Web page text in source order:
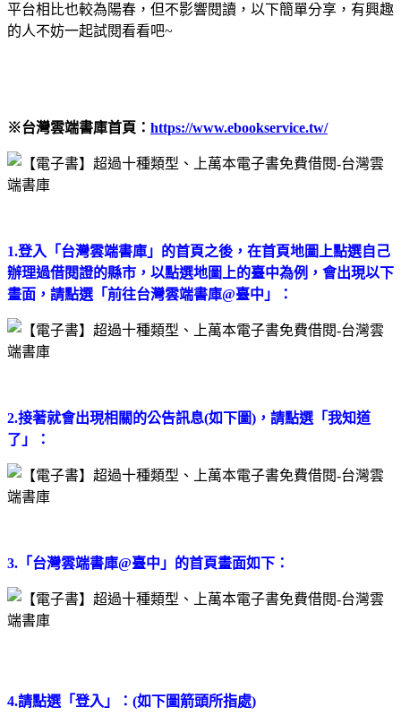
平台相比也較為陽春，但不影響閱讀，以下簡單分享，有興趣
的人不妨一起試閱看看吧~
※台灣雲端書庫首頁： https://www.ebookservice.tw/
1.登入「台灣雲端書庫」的首頁之後，在首頁地圖上點選自己
辦理過借閱證的縣市，以點選地圖上的臺中為例，會出現以下
畫面，請點選「前往台灣雲端書庫@臺中」：
2.接著就會出現相關的公告訊息(如下圖)，請點選「我知道
了」：
3.「台灣雲端書庫@臺中」的首頁畫面如下：
4.請點選「登入」：(如下圖箭頭所指處)